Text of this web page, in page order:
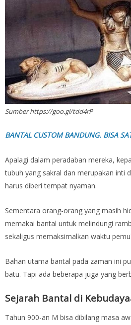
Sumber https://goo.gl/tdd4rP
BANTAL CUSTOM BANDUNG. BISA
Apalagi dalam peradaban mereka,
tubuh yang sakral dan merupakan inti
harus diberi tempat nyaman.
Sementara orang-orang yang masih
memakai bantal untuk melindungi
sekaligus memaksimalkan waktu
Bahan utama bantal pada zaman ini
batu. Tapi ada beberapa juga yang
Sejarah Bantal di
Tahun 900-an M bisa dibilang masa